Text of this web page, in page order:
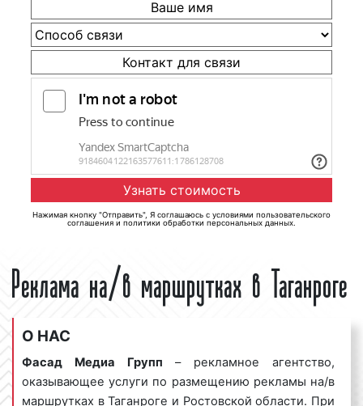
Нажимая кнопку "Отправить", Я соглашаюсь с условиями пользовательского
соглашения и политики обработки персональных данных
Реклама на/в маршрутках в Таганроге
О НАС
Фасад Медиа Групп – рекламное агентство,
оказывающее услуги по размещению рекламы на/в
маршрутках в Таганроге и Ростовской области. При